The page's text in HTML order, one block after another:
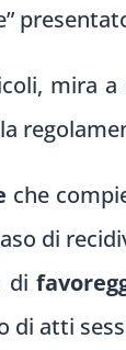
mira a
che
di
di
di atti